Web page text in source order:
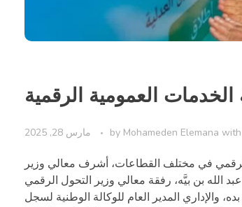
الخدمات العمومية الرقمية
مارس 28, 2025 by Mohameden Elemana with
في مختلف القطاعات، أشرف معالي وزير
الله بن بيَّه، رفقة معالي وزير التحول الرقمي
والإداري المدير العام للوكالة الوطنية لسجل